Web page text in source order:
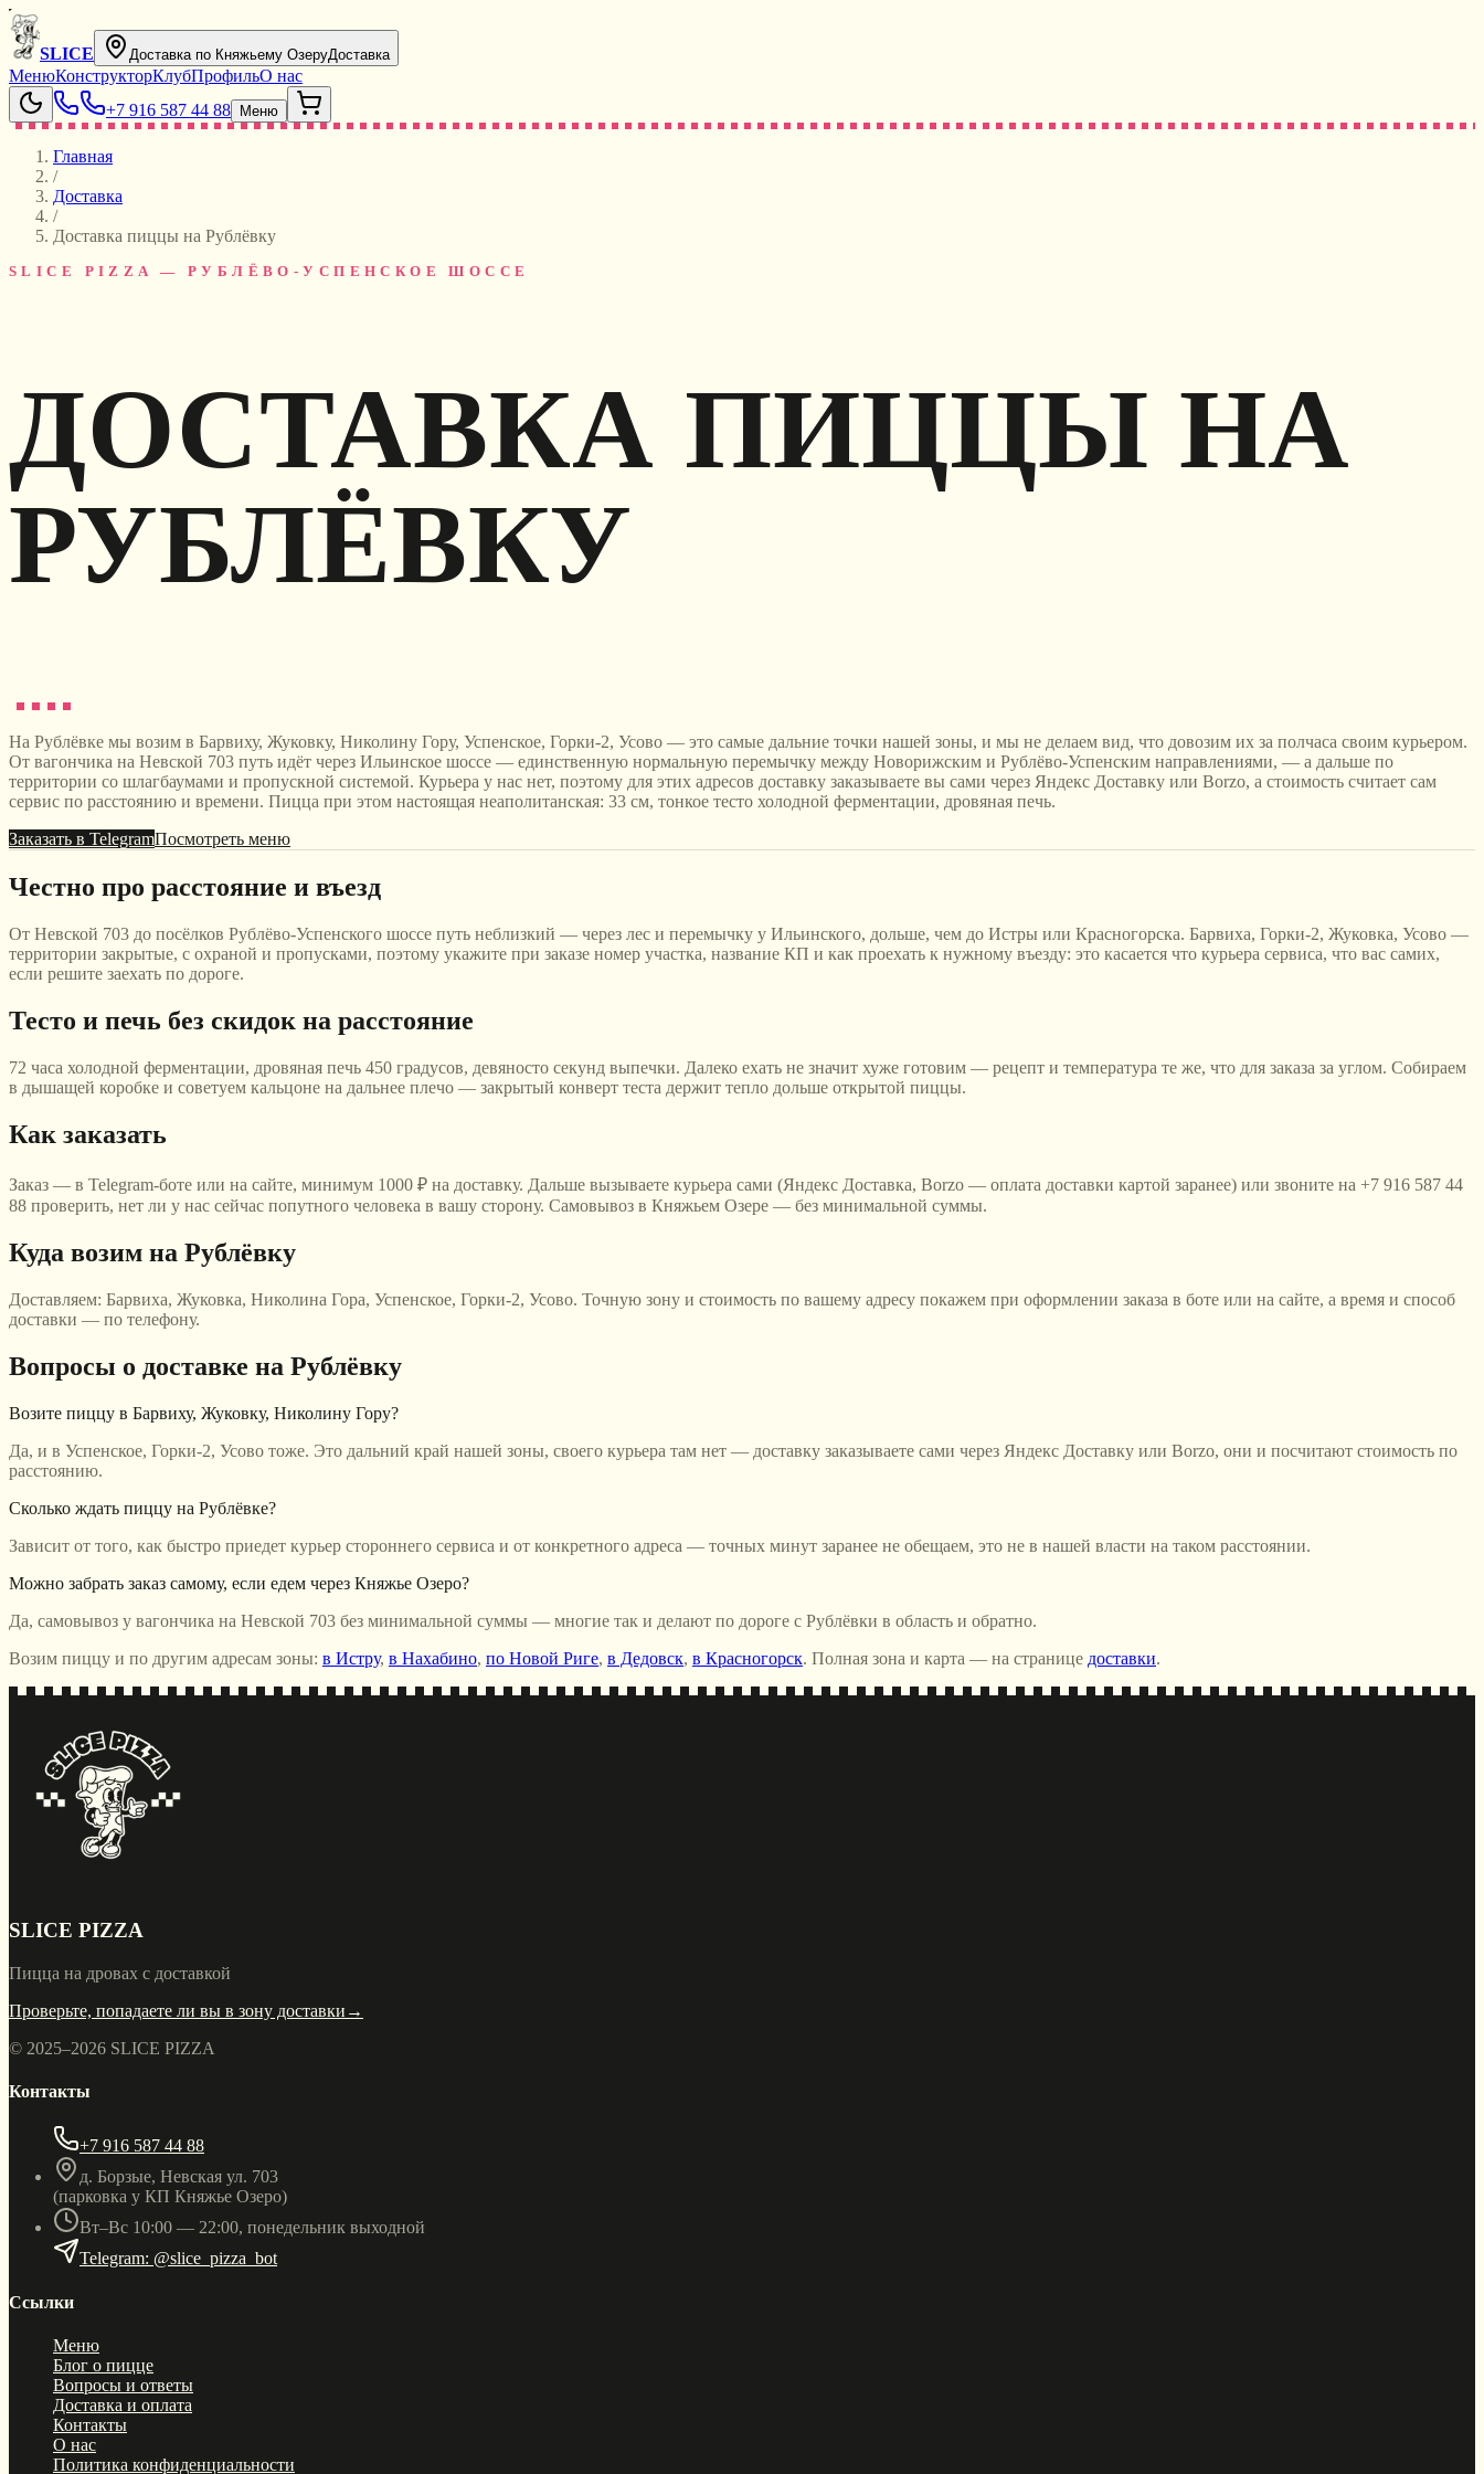
SLICE Доставка по Княжьему ОзеруДоставка
МенюКонструкторКлубПрофильО нас
+7 916 587 44 88
Меню
Главная
/
Доставка
/
Доставка пиццы на Рублёвку
SLICE PIZZA — РУБЛЁВО-УСПЕНСКОЕ ШОССЕ
ДОСТАВКА ПИЦЦЫ НА
РУБЛЁВКУ
На Рублёвке мы возим в Барвиху, Жуковку, Николину Гору, Успенское, Горки-2, Усово — это самые дальние точки нашей зоны, и мы не делаем вид, что довозим их за полчаса своим курьером.
От вагончика на Невской 703 путь идёт через Ильинское шоссе — единственную нормальную перемычку между Новорижским и Рублёво-Успенским направлениями, — а дальше по
территории со шлагбаумами и пропускной системой. Курьера у нас нет, поэтому для этих адресов доставку заказываете вы сами через Яндекс Доставку или Borzo, а стоимость считает сам
сервис по расстоянию и времени. Пицца при этом настоящая неаполитанская: 33 см, тонкое тесто холодной ферментации, дровяная печь.
Заказать в TelegramПосмотреть меню
Честно про расстояние и въезд
От Невской 703 до посёлков Рублёво-Успенского шоссе путь неблизкий — через лес и перемычку у Ильинского, дольше, чем до Истры или Красногорска. Барвиха, Горки-2, Жуковка, Усово —
территории закрытые, с охраной и пропусками, поэтому укажите при заказе номер участка, название КП и как проехать к нужному въезду: это касается что курьера сервиса, что вас самих,
если решите заехать по дороге.
Тесто и печь без скидок на расстояние
72 часа холодной ферментации, дровяная печь 450 градусов, девяносто секунд выпечки. Далеко ехать не значит хуже готовим — рецепт и температура те же, что для заказа за углом. Собираем
в дышащей коробке и советуем кальцоне на дальнее плечо — закрытый конверт теста держит тепло дольше открытой пиццы.
Как заказать
Заказ — в Telegram-боте или на сайте, минимум 1000 ₽ на доставку. Дальше вызываете курьера сами (Яндекс Доставка, Borzo — оплата доставки картой заранее) или звоните на +7 916 587 44
88 проверить, нет ли у нас сейчас попутного человека в вашу сторону. Самовывоз в Княжьем Озере — без минимальной суммы.
Куда возим на Рублёвку
Доставляем: Барвиха, Жуковка, Николина Гора, Успенское, Горки-2, Усово. Точную зону и стоимость по вашему адресу покажем при оформлении заказа в боте или на сайте, а время и способ
доставки — по телефону.
Вопросы о доставке на Рублёвку
Возите пиццу в Барвиху, Жуковку, Николину Гору?
Да, и в Успенское, Горки-2, Усово тоже. Это дальний край нашей зоны, своего курьера там нет — доставку заказываете сами через Яндекс Доставку или Borzo, они и посчитают стоимость по
расстоянию.
Сколько ждать пиццу на Рублёвке?
Зависит от того, как быстро приедет курьер стороннего сервиса и от конкретного адреса — точных минут заранее не обещаем, это не в нашей власти на таком расстоянии.
Можно забрать заказ самому, если едем через Княжье Озеро?
Да, самовывоз у вагончика на Невской 703 без минимальной суммы — многие так и делают по дороге с Рублёвки в область и обратно.
Возим пиццу и по другим адресам зоны: в Истру, в Нахабино, по Новой Риге, в Дедовск, в Красногорск. Полная зона и карта — на странице доставки.
SLICE PIZZA
Пицца на дровах с доставкой
Проверьте, попадаете ли вы в зону доставки →
© 2025–2026 SLICE PIZZA
Контакты
+7 916 587 44 88
д. Борзые, Невская ул. 703
(парковка у КП Княжье Озеро)
Вт–Вс 10:00 — 22:00, понедельник выходной
Telegram: @slice_pizza_bot
Ссылки
Меню
Блог о пицце
Вопросы и ответы
Доставка и оплата
Контакты
О нас
Политика конфиденциальности